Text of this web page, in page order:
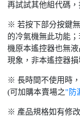
再試試其他組代碼，
※ 若按下部分按鍵
的冷氣機無此功能
機原本遙控器也無
現象，非本遙控器損
※ 長時間不使用時
(可加購本賣場之"防
※ 產品規格如有修